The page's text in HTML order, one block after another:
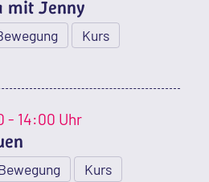
mit Jenny
Kurs
- 14:00 Uhr
Kurs